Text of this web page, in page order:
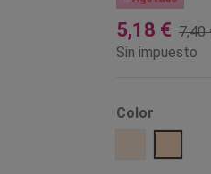
5,18 € 7,40
Sin impuesto
Color